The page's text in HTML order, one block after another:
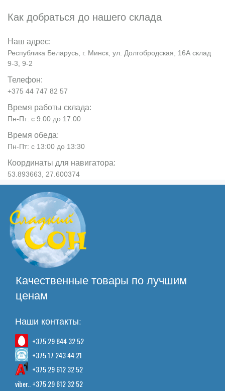
Как добраться до нашего склада
Наш адрес:
Республика Беларусь, г. Минск, ул. Долгобродская, 16А склад
9-3, 9-2
Телефон:
+375 44 747 82 57
Время работы склада:
Пн-Пт: с 9:00 до 17:00
Время обеда:
Пн-Пт: с 13:00 до 13:30
Координаты для навигатора:
53.893663, 27.600374
Качественные товары по лучшим
ценам
Наши контакты:
+375 29 844 32 52
+375 17 243 44 21
+375 29 612 32 52
viber.. +375 29 612 32 52